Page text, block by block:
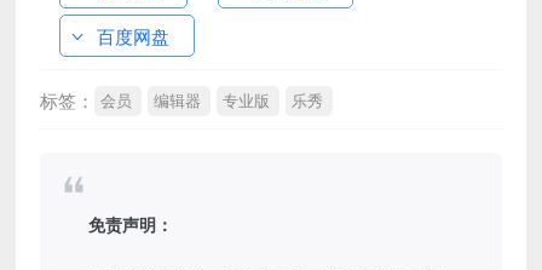
百度网盘
标签： 会员 编辑器 专业版 乐秀
免责声明：